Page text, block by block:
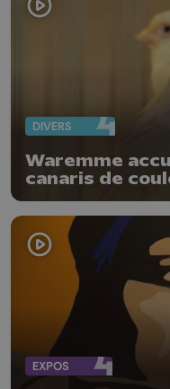
DIVERS
Waremme
canaris de
EXPOS